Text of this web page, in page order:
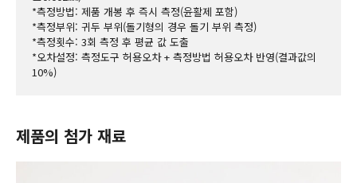
*측정방법: 제품 개봉 후 즉시 측정(윤활제 포함)
*측정부위: 귀두 부위(돌기형의 경우 돌기 부위 측정)
*측정횟수: 3회 측정 후 평균 값 도출
*오차설정: 측정도구 허용오차 + 측정방법 허용오차 반영(결과값의
10%)
제품의 첨가 재료